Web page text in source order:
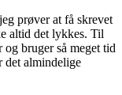
prøver at få skrevet
altid det lykkes. Til
bruger så meget tid
det almindelige